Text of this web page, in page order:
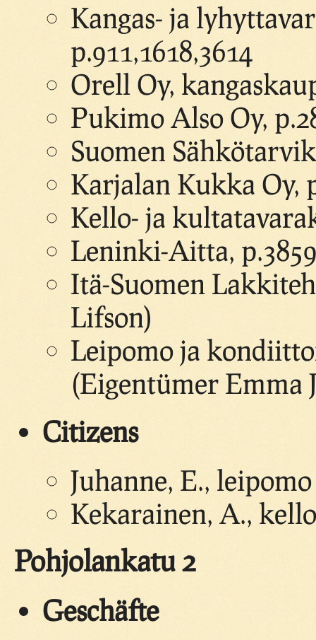
Kangas- ja
p.911,1618,3614
Orell Oy,
Pukimo Also Oy,
Suomen
Karjalan Kukka Oy,
Kello- ja
Leninki-Aitta,
Itä-Suomen
Lifson)
Leipomo ja
(Eigentümer Emma
Citizens
Juhanne, E.,
Kekarainen, A.,
Pohjolankatu 2
Geschäfte